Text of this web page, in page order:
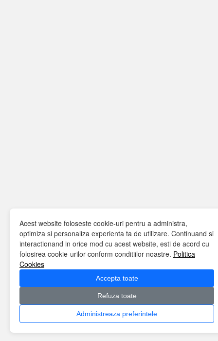
Acest website foloseste cookie-uri pentru a administra,
optimiza si personaliza experienta ta de utilizare. Continuand si
interactionand in orice mod cu acest website, esti de acord cu
folosirea cookie-urilor conform conditiilor noastre. Politica
Cookies
Accepta toate
Refuza toate
Administreaza preferintele